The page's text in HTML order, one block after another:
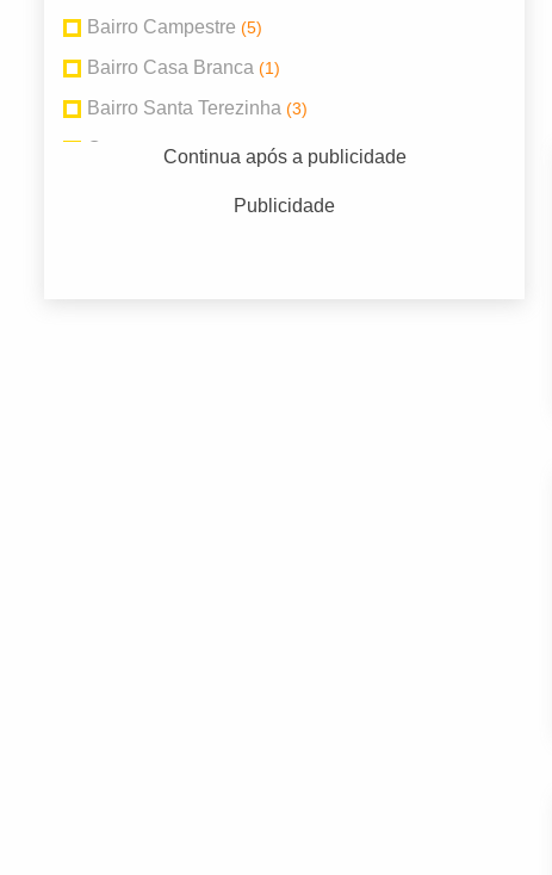
Bairro Campestre (5)
Bairro Casa Branca (1)
Bairro Santa Terezinha (3)
Centro (11)Continua após a publicidade
Publicidade